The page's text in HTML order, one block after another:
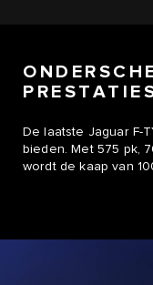
De laatste Jaguar F-
bieden. Met 575 pk,
wordt de kaap van